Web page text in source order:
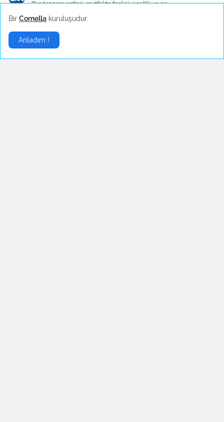
Taç tencere setleri, mutfakta fonksiyonellik ve es...
Taç tencere setleri, mutfakta işlevselliği ve este...
Bir Cornella kuruluşudur.
Anladım !